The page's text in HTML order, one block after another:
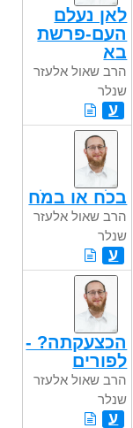
לאן נעלם
העם-פרשת
בא
הרב שאול אלעזר
שנלר
ע
בכֹח או במֹח
הרב שאול אלעזר
שנלר
ע
הכצעקתה? -
לפורים
הרב שאול אלעזר
שנלר
ע